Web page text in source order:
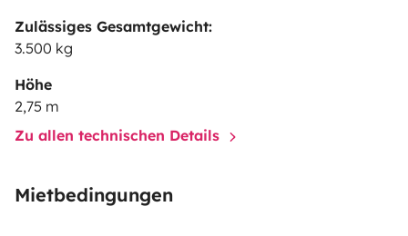
Zulässiges Gesamtgewicht:
3.500 kg
Höhe
2,75 m
Zu allen technischen Details
Mietbedingungen